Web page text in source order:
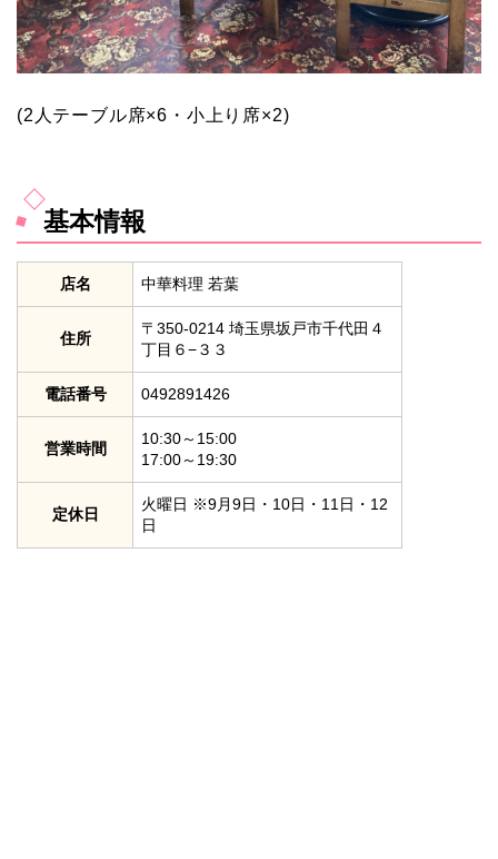
(2人テーブル席×6・小上り席×2)
基本情報
店名 中華料理 若葉
住所
〒350-0214 埼玉県坂戸市千代田４
丁目６−３３
電話番号 0492891426
営業時間
10:30～15:00
17:00～19:30
定休日
火曜日 ※9月9日・10日・11日・12
日